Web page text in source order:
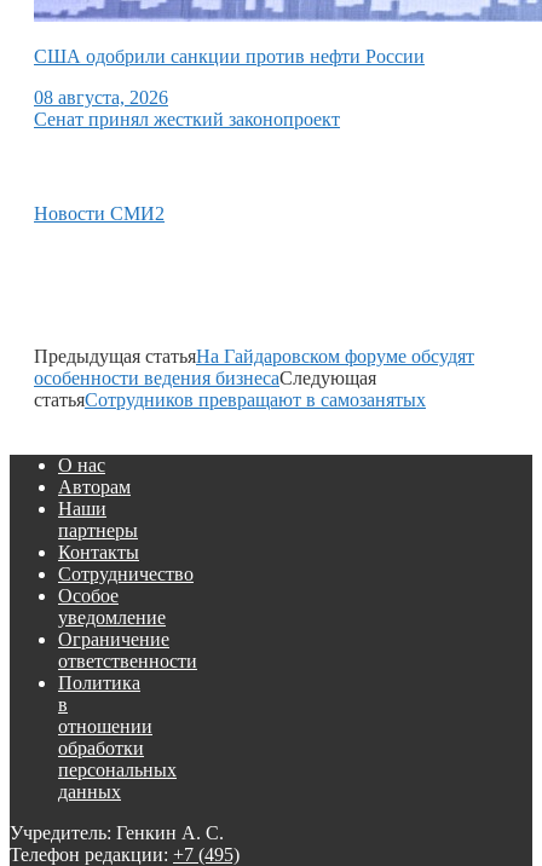
США одобрили санкции против нефти России
08 августа, 2026
Сенат принял жесткий законопроект
Новости СМИ2
Предыдущая статьяНа Гайдаровском форуме обсудят
особенности ведения бизнесаСледующая
статьяСотрудников превращают в самозанятых
О нас
Авторам
Наши
партнеры
Контакты
Сотрудничество
Особое
уведомление
Ограничение
ответственности
Политика
в
отношении
обработки
персональных
данных
Учредитель: Генкин А. С.
Телефон редакции: +7 (495)